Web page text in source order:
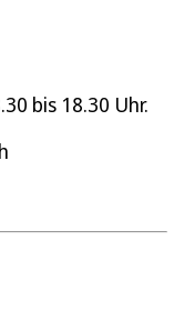
bis 18.30 Uhr.